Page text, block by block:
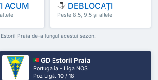
ACUM DEBLOCAȚI
Peste 8.5, 9.5 și altele
Praia de-a lungul acestui sezon.
GD Estoril Praia
Portugalia - Liga NOS
Poz Ligă.10 / 18